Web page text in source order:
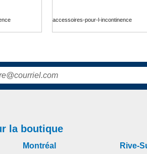
accessoires-pour-l-incontinence
la boutique
Montréal Rive-